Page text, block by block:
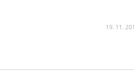
19. 11.